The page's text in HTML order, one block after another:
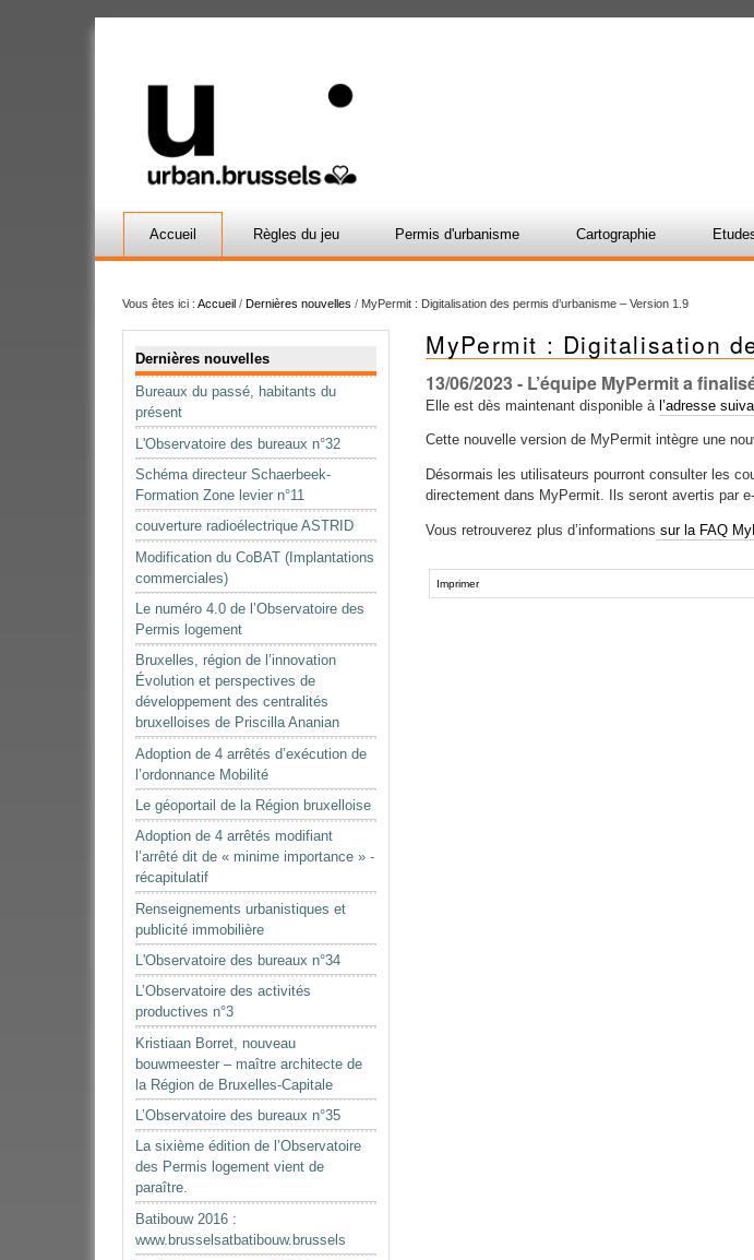
Accueil Règles du jeu Permis d'urbanisme Cartographie
Vous êtes ici : Accueil / Dernières nouvelles / MyPermit : Digitalisation des permis d’urbanisme – Version 1.9
Dernières nouvelles
Bureaux du passé, habitants du
présent
L'Observatoire des bureaux n°32
Schéma directeur Schaerbeek-
Formation Zone levier n°11
couverture radioélectrique ASTRID
Modification du CoBAT (Implantations
commerciales)
Le numéro 4.0 de l’Observatoire des
Permis logement
Bruxelles, région de l’innovation
Évolution et perspectives de
développement des centralités
bruxelloises de Priscilla Ananian
Adoption de 4 arrêtés d’exécution de
l’ordonnance Mobilité
Le géoportail de la Région bruxelloise
Adoption de 4 arrêtés modifiant
l’arrêté dit de « minime importance » -
récapitulatif
Renseignements urbanistiques et
publicité immobilière
L'Observatoire des bureaux n°34
L’Observatoire des activités
productives n°3
Kristiaan Borret, nouveau
bouwmeester – maître architecte de
la Région de Bruxelles-Capitale
L’Observatoire des bureaux n°35
La sixième édition de l’Observatoire
des Permis logement vient de
paraître.
Batibouw 2016 :
www.brusselsatbatibouw.brussels
MyPermit : Digitalisation
13/06/2023- L’équipe MyPermit a
Elle est dès maintenant disponible àl’adresse
Cette nouvelle version de MyPermit intègre une
Désormais les utilisateurs pourront consulter les
directement dans MyPermit. Ils seront avertis par
Vous retrouverez plus d’informations sur la FAQ
surImprimer